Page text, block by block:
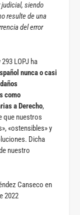
siendo
resulte de una
del error
LOPJ ha
nunca o casi
como
a Derecho,
que nuestros
«ostensibles» y
Dicha
nuestro
Canseco en
2022